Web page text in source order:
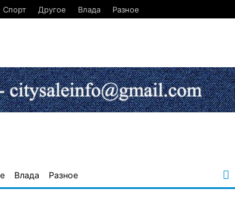
Спорт Другое Влада Разное
Влада Разное